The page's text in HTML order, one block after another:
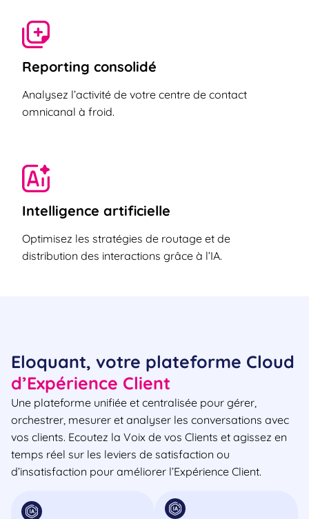
Reporting consolidé
Analysez l’activité de votre centre de contact
omnicanal à froid.
Intelligence artificielle
Optimisez les stratégies de routage et de
distribution des interactions grâce à l’IA.
Eloquant, votre plateforme Cloud
d’Expérience Client
Une plateforme unifiée et centralisée pour gérer,
orchestrer, mesurer et analyser les conversations avec
vos clients. Ecoutez la Voix de vos Clients et agissez en
temps réel sur les leviers de satisfaction ou
d’insatisfaction pour améliorer l’Expérience Client.